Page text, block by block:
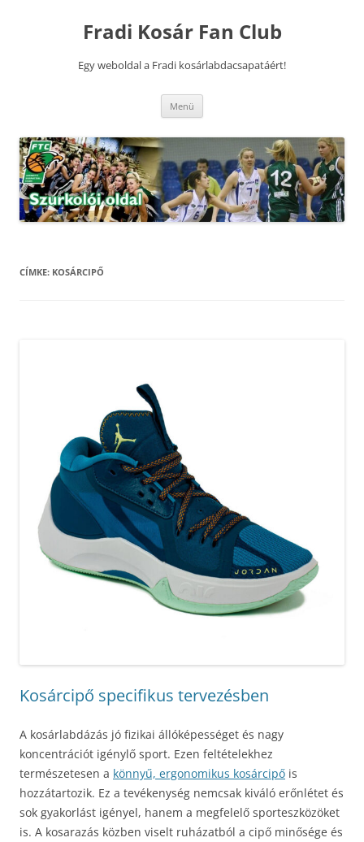
Fradi Kosár Fan Club
Egy weboldal a Fradi kosárlabdacsapatáért!
Menü
CÍMKE: KOSÁRCIPŐ
Kosárcipő specifikus tervezésben
A kosárlabdázás jó fizikai állóképességet és nagy
koncentrációt igénylő sport. Ezen feltételekhez
természetesen a könnyű, ergonomikus kosárcipő is
hozzátartozik. Ez a tevékenység nemcsak kiváló erőnlétet és
sok gyakorlást igényel, hanem a megfelelő sporteszközöket
is. A kosarazás közben viselt ruházatból a cipő minősége és